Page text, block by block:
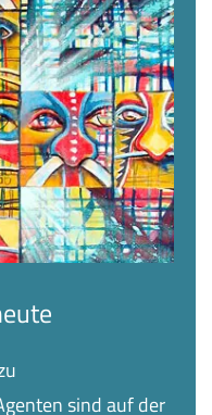
sind auf der